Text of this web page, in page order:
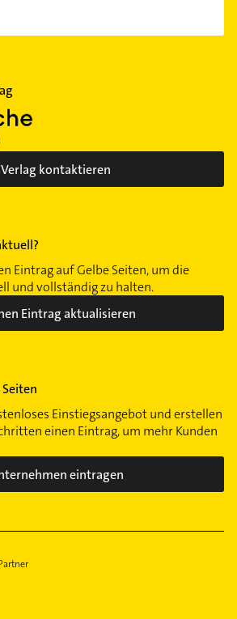
Verlag kontaktieren
Eintrag auf Gelbe Seiten, um die
und vollständig zu halten.
Eintrag aktualisieren
Einstiegsangebot und erstellen
einen Eintrag, um mehr Kunden
eintragen